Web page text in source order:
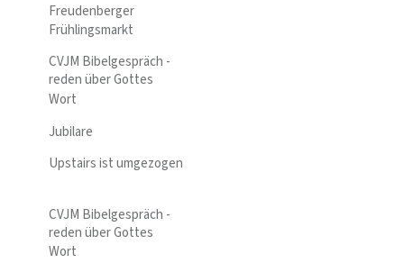
Freudenberger
Frühlingsmarkt
CVJM Bibelgespräch -
reden über Gottes
Wort
Jubilare
Upstairs ist umgezogen
CVJM Bibelgespräch -
reden über Gottes
Wort